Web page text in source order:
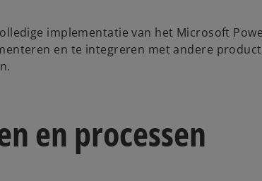
implementatie van het Microsoft
en te integreren met andere
en processen